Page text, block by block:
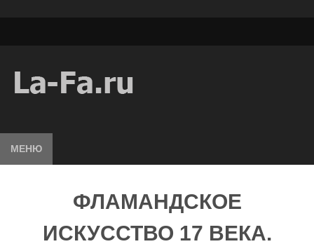
МЕНЮ
ФЛАМАНДСКОЕ
ИСКУССТВО 17 ВЕКА.